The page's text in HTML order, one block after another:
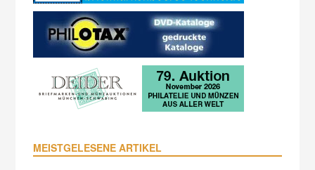
MEISTGELESENE ARTIKEL